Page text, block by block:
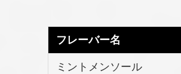
フレーバー名
ミントメンソール